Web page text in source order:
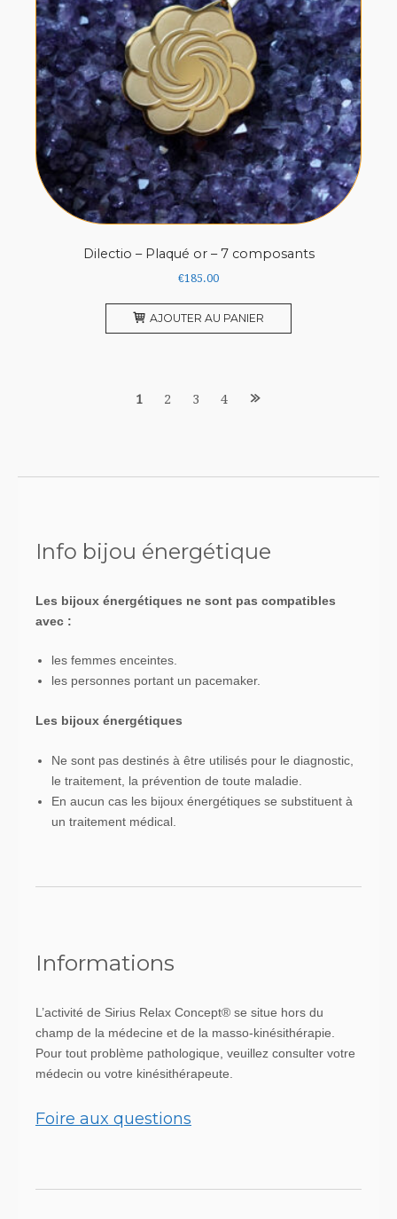
Dilectio – Plaqué or – 7 composants
€185.00
AJOUTER AU PANIER
1 2 3 4
Info bijou énergétique
Les bijoux énergétiques ne sont pas compatibles
avec :
les femmes enceintes.
les personnes portant un pacemaker.
Les bijoux énergétiques
Ne sont pas destinés à être utilisés pour le diagnostic,
le traitement, la prévention de toute maladie.
En aucun cas les bijoux énergétiques se substituent à
un traitement médical.
Informations
L’activité de Sirius Relax Concept® se situe hors du
champ de la médecine et de la masso-kinésithérapie.
Pour tout problème pathologique, veuillez consulter votre
médecin ou votre kinésithérapeute.
Foire aux questions